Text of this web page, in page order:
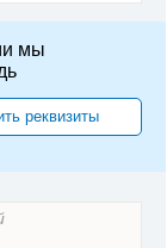
мы
реквизиты